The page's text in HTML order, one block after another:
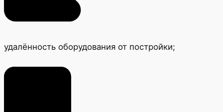
удалённость оборудования от постройки;